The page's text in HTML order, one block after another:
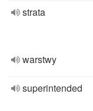
strata
warstwy
superintended